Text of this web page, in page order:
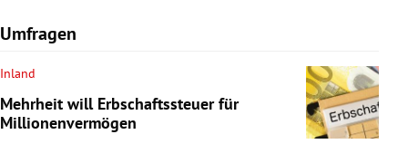
Umfragen
Inland
Mehrheit will Erbschaftssteuer für
Millionenvermögen